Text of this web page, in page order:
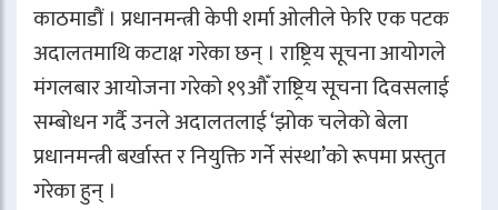
काठमाडौं । प्रधानमन्त्री केपी शर्मा ओलीले फेरि एक पटक
अदालतमाथि कटाक्ष गरेका छन् । राष्ट्रिय सूचना आयोगले
मंगलबार आयोजना गरेको १९औँ राष्ट्रिय सूचना दिवसलाई
सम्बोधन गर्दै उनले अदालतलाई ‘झोक चलेको बेला
प्रधानमन्त्री बर्खास्त र नियुक्ति गर्ने संस्था’को रूपमा प्रस्तुत
गरेका हुन् ।